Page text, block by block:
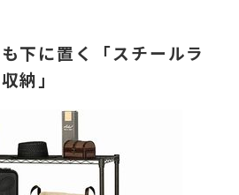
下に置く「スチールラ
納」